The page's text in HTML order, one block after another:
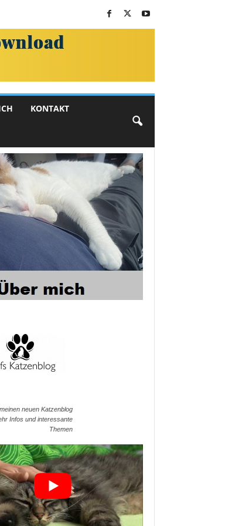
KONTAKT
neuen Katzenblog
Infos und interessante
Themen